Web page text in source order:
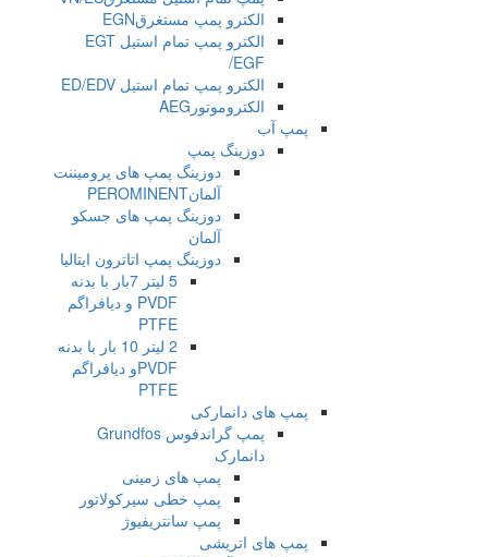
الکترو پمپ مستغرقEGN
الکترو پمپ تمام استیل EGT
/EGF
الکترو پمپ تمام استیل ED/EDV
الکتروموتورAEG
پمپ آب
دوزینگ پمپ
دوزینگ پمپ های پرومیننت
آلمانPEROMINENT
دوزینگ پمپ های جسکو
آلمان
دوزینگ پمپ اتاترون ایتالیا
5 لیتر 7بار با بدنه
PVDF و دیافراگم
PTFE
2 لیتر 10 بار با بدنه
PVDFو دیافراگم
PTFE
پمپ های دانمارکی
پمپ گراندفوس Grundfos
دانمارک
پمپ های زمینی
پمپ خطی سیرکولاتور
پمپ سانتریفیوژ
پمپ های اتریشی